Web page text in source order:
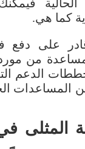
كما هي.
على دفع
من
الدعم
المساعدات
المثلى